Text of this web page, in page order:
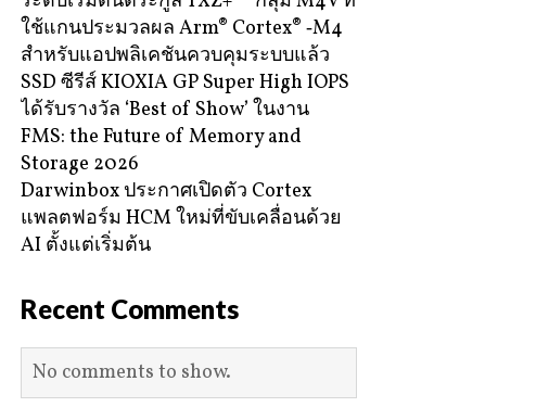
ใช้แกนประมวลผล Arm® Cortex® ‑M4
สำหรับแอปพลิเคชันควบคุมระบบแล้ว
SSD ซีรีส์ KIOXIA GP Super High IOPS
ได้รับรางวัล ‘Best of Show’ ในงาน
FMS: the Future of Memory and
Storage 2026
Darwinbox ประกาศเปิดตัว Cortex
แพลตฟอร์ม HCM ใหม่ที่ขับเคลื่อนด้วย
AI ตั้งแต่เริ่มต้น
Recent Comments
No comments to show.